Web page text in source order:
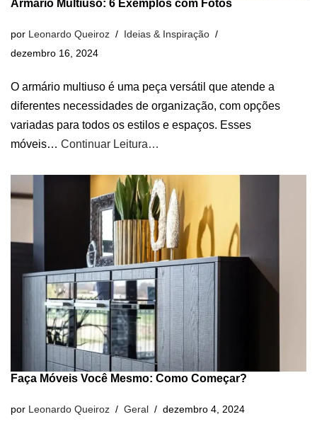
Armário Multiuso: 6 Exemplos com Fotos
por Leonardo Queiroz
Ideias & Inspiração
dezembro 16, 2024
O armário multiuso é uma peça versátil que atende a
diferentes necessidades de organização, com opções
variadas para todos os estilos e espaços. Esses
móveis… Continuar Leitura…
Faça Móveis Você Mesmo: Como Começar?
por Leonardo Queiroz Geral dezembro 4, 2024